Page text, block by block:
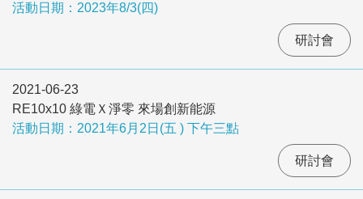
活動日期：2023年8/3(四)
研討會
2021-06-23
RE10x10 綠電Ｘ淨零 來場創新能源
活動日期：2021年6月2日(五 ) 下午三點
研討會